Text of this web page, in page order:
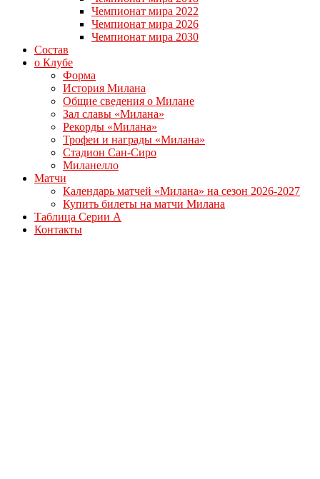
Чемпионат мира 2022
Чемпионат мира 2026
Чемпионат мира 2030
Состав
о Клубе
Форма
История Милана
Общие сведения о Милане
Зал славы «Милана»
Рекорды «Милана»
Трофеи и награды «Милана»
Стадион Сан-Сиро
Миланелло
Матчи
Календарь матчей «Милана» на сезон 2026-2027
Купить билеты на матчи Милана
Таблица Серии А
Контакты